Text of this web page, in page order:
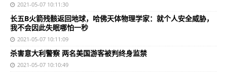
2021-05-07 10:11:30
长五B火箭残骸返回地球，哈佛天体物理学家：就个人安全威胁，
我不会因此失眠哪怕一秒
2021-05-07 10:11:09
杀害意大利警察 两名美国游客被判终身监禁
2021-05-07 10:10:49